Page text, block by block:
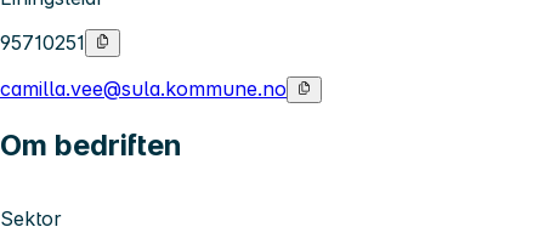
95710251
camilla.vee@sula.kommune.no
Om bedriften
Sektor